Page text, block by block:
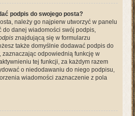
podpis do swojego posta?
należy go najpierw utworzyć w panelu
do danej wiadomości swój podpis,
znajdującą się w formularzu
także domyślnie dodawać podpis do
zaznaczając odpowiednią funkcję w
tej funkcji, za każdym razem
o niedodawaniu do niego podpisu,
wiadomości zaznaczenie z pola